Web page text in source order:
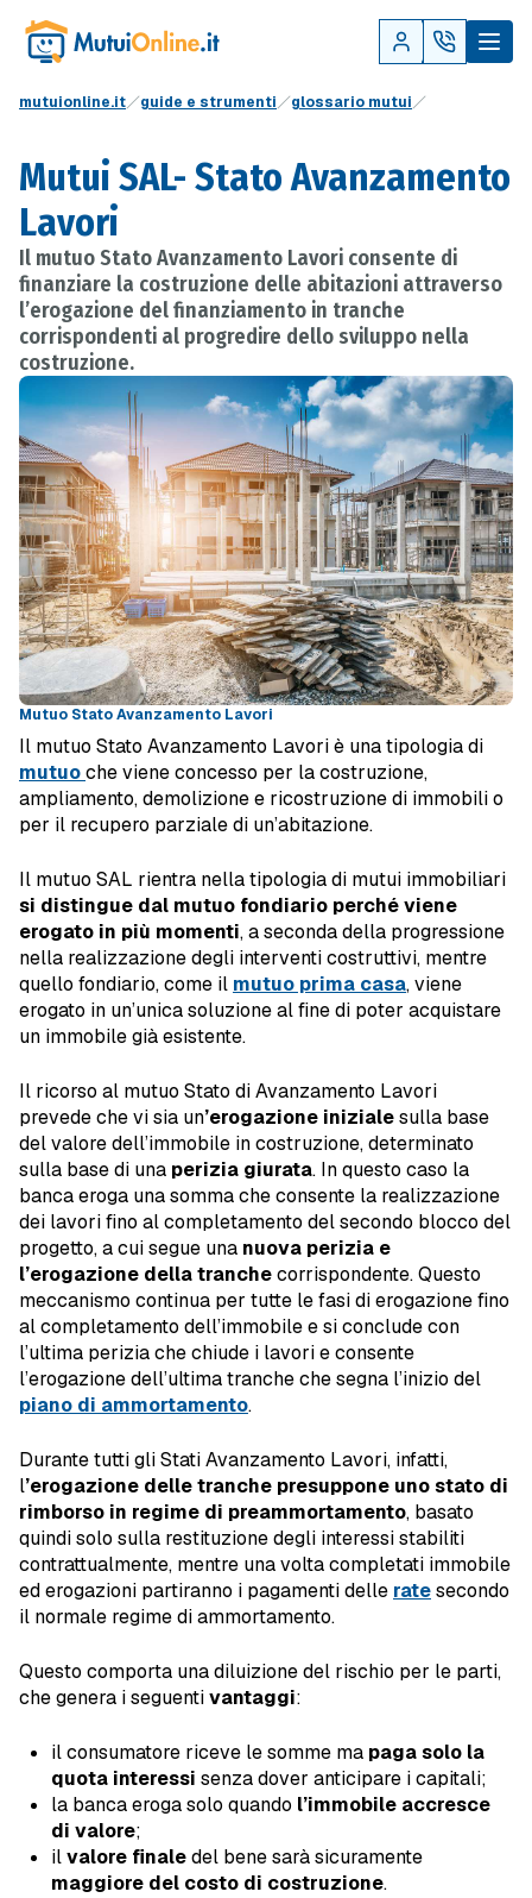
mutuionline.it guide e strumenti glossario mutui
Mutui SAL- Stato Avanzamento
Lavori
Il mutuo Stato Avanzamento Lavori consente di
finanziare la costruzione delle abitazioni attraverso
l’erogazione del finanziamento in tranche
corrispondenti al progredire dello sviluppo nella
costruzione.
Mutuo Stato Avanzamento Lavori
Il mutuo Stato Avanzamento Lavori è una tipologia di
mutuoche viene concesso per la costruzione,
ampliamento, demolizione e ricostruzione di immobili o
per il recupero parziale di un’abitazione.
Il mutuo SAL rientra nella tipologia di mutui immobiliari
si distingue dal mutuo fondiario perché viene
erogato in più momenti, a seconda della progressione
nella realizzazione degli interventi costruttivi, mentre
quello fondiario, come il mutuo prima casa, viene
erogato in un’unica soluzione al fine di poter acquistare
un immobile già esistente.
Il ricorso al mutuo Stato di Avanzamento Lavori
prevede che vi sia un’erogazione inizialesulla base
del valore dell’immobile in costruzione, determinato
sulla base di una perizia giurata. In questo caso la
banca eroga una somma che consente la realizzazione
dei lavori fino al completamento del secondo blocco del
progetto, a cui segue una nuova perizia e
l’erogazione della tranchecorrispondente. Questo
meccanismo continua per tutte le fasi di erogazione fino
al completamento dell’immobile e si conclude con
l’ultima perizia che chiude i lavori e consente
l’erogazione dell’ultima tranche che segna l’inizio del
piano di ammortamento.
Durante tutti gli Stati Avanzamento Lavori, infatti,
l’erogazione delle tranche presuppone uno stato di
rimborso in regime di preammortamento, basato
quindi solo sulla restituzione degli interessi stabiliti
contrattualmente, mentre una volta completati immobile
ed erogazioni partiranno i pagamenti delle ratesecondo
il normale regime di ammortamento.
Questo comporta una diluizione del rischio per le parti,
che genera i seguentivantaggi:
il consumatore riceve le somme ma paga solo la
quota interessi senza dover anticipare i capitali;
la banca eroga solo quando l’immobile accresce
di valore;
ilvalore finaledel bene sarà sicuramente
maggiore del costo di costruzione.